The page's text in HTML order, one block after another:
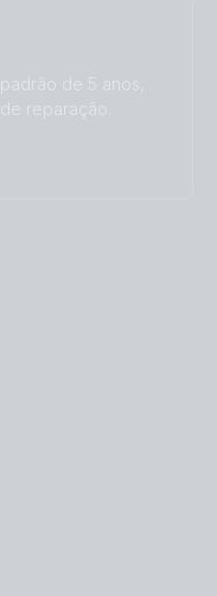
de 5 anos,
reparação.